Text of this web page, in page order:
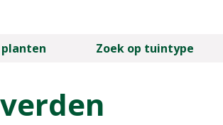
Zoek op tuintype